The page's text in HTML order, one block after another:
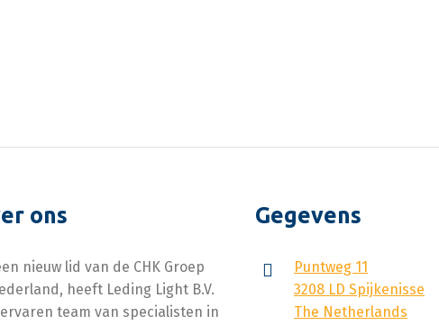
ons
nieuw lid van de CHK Groep
heeft Leding Light B.V.
team van specialisten in
Gegevens
Puntweg 11
3208 LD Spijkenisse
The Netherlands